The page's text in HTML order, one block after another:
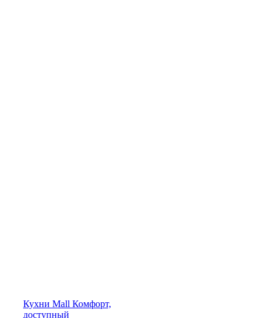
Кухни Mall Комфорт,
доступный